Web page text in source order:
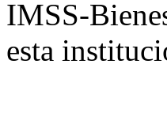
IMSS-
esta